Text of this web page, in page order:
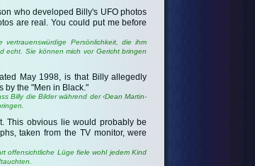
who developed Billy's UFO photos
are real. You could put me before
Persönlichkeit, die ihm
echt. Sie können mich vor Gericht bringen
May 1998, is that Billy allegedly
by the "Men in Black."
Billy die Bilder während der ‹Dean Martin-
This obvious lie would probably be
taken from the TV monitor, were
offensichtliche Lüge fiele wohl jedem Kind